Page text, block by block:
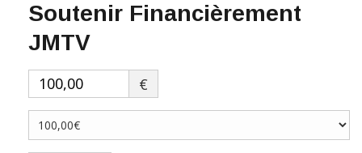
Soutenir Financièrement
JMTV
€